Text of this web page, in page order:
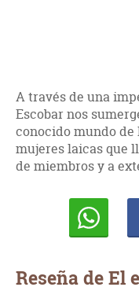
A través de una
Escobar nos
conocido mundo de
mujeres laicas que
de miembros y a
Reseña de El